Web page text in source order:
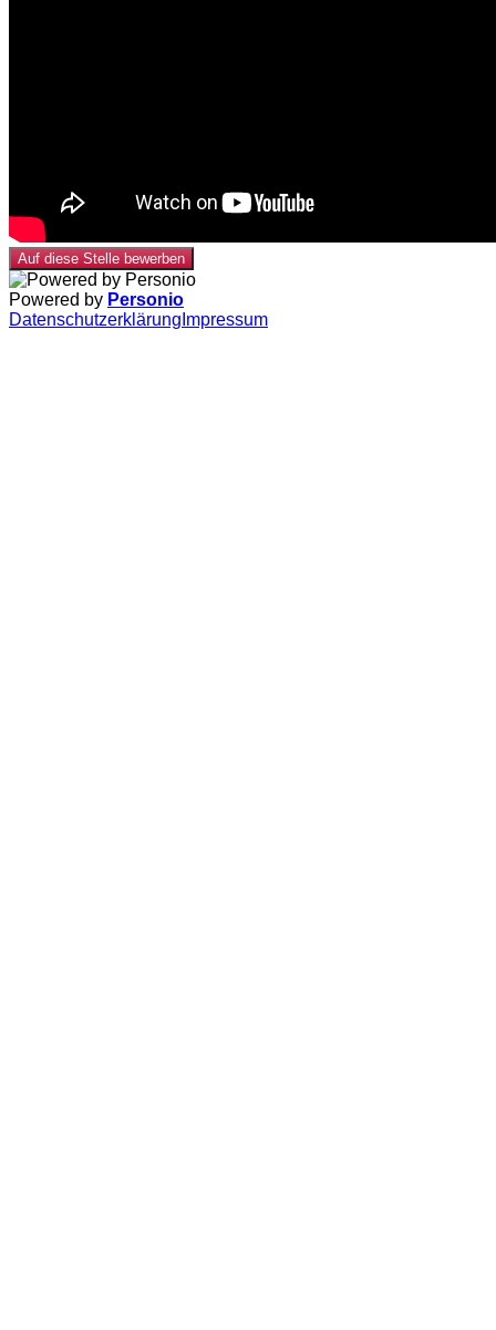
Auf diese Stelle bewerben
Powered by Personio
Datenschutzerklärung Impressum